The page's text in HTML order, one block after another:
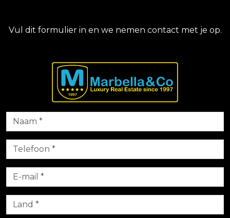
Vul dit formulier in en we nemen contact met je op.